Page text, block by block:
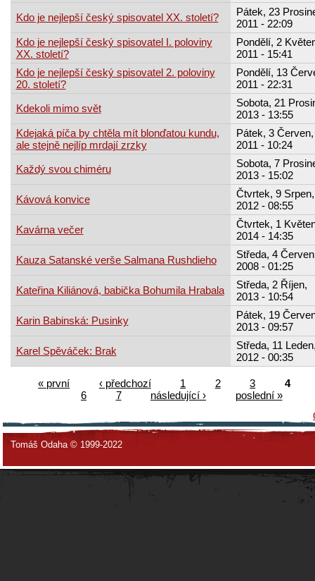
Kdo je nejlepší český spisovatel XX. století?
Pátek, 23
2011 - 22:09
Kdo je nejlepší český spisovatel I. poloviny
XX. století?
Pondělí, 2
2011 - 15:41
Kdo je nejlepší český spisovatel 2. poloviny
20. století?
Pondělí, 13
2011 - 22:31
Kdekoli mimo svět
Sobota, 21
2013 - 13:55
Kdejaká píča by chtěla mít blonďatou kundu,
ale stejně nejlíp mrdají zrzky
Pátek, 3 Červen,
2011 - 10:24
Každý svou chiméru
Sobota, 7
2013 - 15:02
Kávová konvice
Čtvrtek, 9 Srpen,
2012 - 08:55
Kavárna večer
Čtvrtek, 1
2014 - 14:35
Kauza Satanské verše Salmana Rushdieho
Středa, 4
2008 - 01:25
Kateřina Kiliánová, babička Bohumila Hrabala
Středa, 2 Říjen,
2013 - 10:54
Karin Babinská: Pusinky
Pátek, 19
2013 - 09:57
Karel Spěváček: Brak
Středa, 11
2012 - 00:35
« první ‹ předchozí 1 2 3
4
6
7 následující ›
poslední »
Tomáš Odaha © 1999-2022